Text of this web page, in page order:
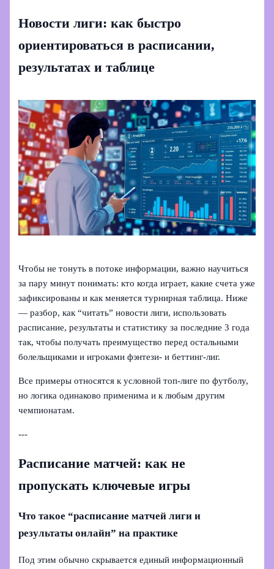
Новости лиги: как быстро
ориентироваться в расписании,
результатах и таблице
Чтобы не тонуть в потоке информации, важно научиться
за пару минут понимать: кто когда играет, какие счета уже
зафиксированы и как меняется турнирная таблица. Ниже
— разбор, как “читать” новости лиги, использовать
расписание, результаты и статистику за последние 3 года
так, чтобы получать преимущество перед остальными
болельщиками и игроками фэнтези- и беттинг-лиг.
Все примеры относятся к условной топ-лиге по футболу,
но логика одинаково применима и к любым другим
чемпионатам.
---
Расписание матчей: как не
пропускать ключевые игры
Что такое “расписание матчей лиги и
результаты онлайн” на практике
Под этим обычно скрывается единый информационный